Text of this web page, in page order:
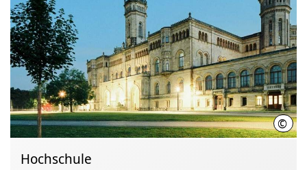
©
Hochschule